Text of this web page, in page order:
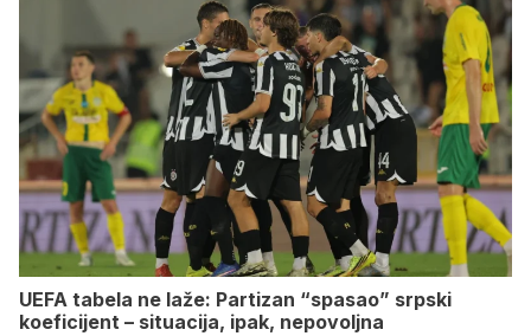
UEFA tabela ne laže: Partizan “spasao” srpski
koeficijent – situacija, ipak, nepovoljna